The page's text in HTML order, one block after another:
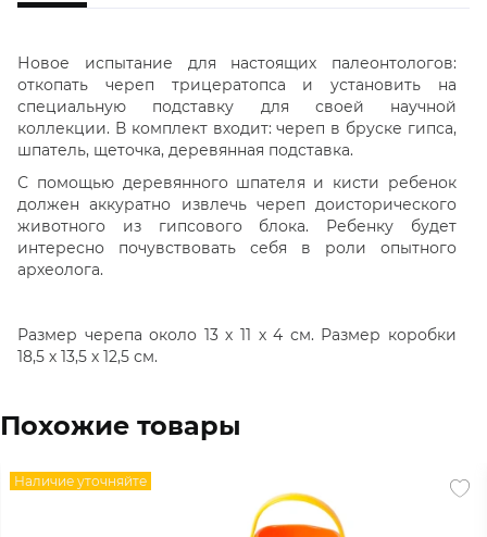
Новое испытание для настоящих палеонтологов:
откопать череп трицератопса и установить на
специальную подставку для своей научной
коллекции. В комплект входит: череп в бруске гипса,
шпатель, щеточка, деревянная подставка.
С помощью деревянного шпателя и кисти ребенок
должен аккуратно извлечь череп доисторического
животного из гипсового блока. Ребенку будет
интересно почувствовать себя в роли опытного
археолога.
Размер черепа около 13 х 11 х 4 см. Размер коробки
18,5 х 13,5 х 12,5 см.
Похожие товары
Наличие уточняйте